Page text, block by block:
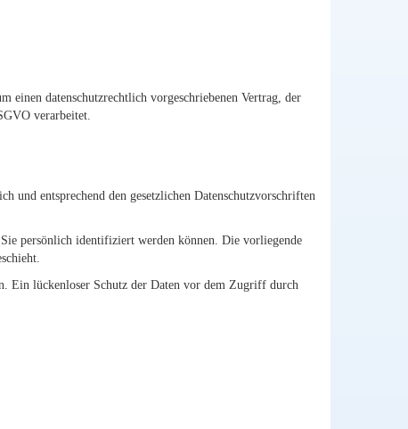
einen datenschutzrechtlich vorgeschriebenen Vertrag, der
verarbeitet.
und entsprechend den gesetzlichen Datenschutzvorschriften
Sie persönlich identifiziert werden können. Die vorliegende
Ein lückenloser Schutz der Daten vor dem Zugriff durch